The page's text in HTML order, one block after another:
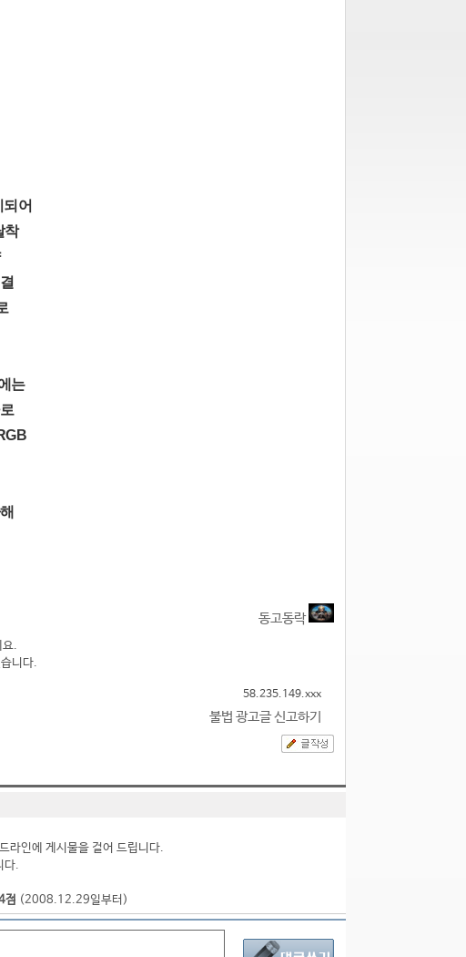
어
착
는
동고동락
요.
니다.
58.235.149.xxx
불법 광고글 신고하기
라인에 게시물을 걸어 드립니다.
다.
점 (2008.12.29일부터)